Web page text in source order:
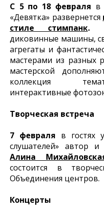
С 5 по 18 февраля в
«Девятка» развернется
стиле стимпанк.В
диковинные машины,
агрегаты и
мастерами из разных
мастерской
коллекция
интерактивные
Творческая встреча
7 февраля в гостях
слушателей» автор и
Алина
состоится в
Объединения центров.
Концерты